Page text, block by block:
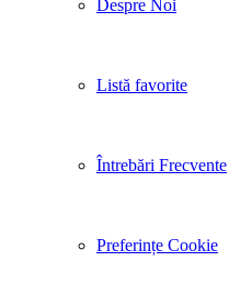
Despre Noi
Listă favorite
Întrebări Frecvente
Preferințe Cookie